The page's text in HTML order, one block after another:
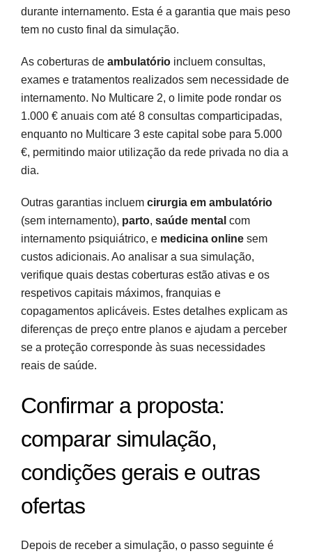
durante internamento. Esta é a garantia que mais peso
tem no custo final da simulação.
As coberturas de ambulatório incluem consultas,
exames e tratamentos realizados sem necessidade de
internamento. No Multicare 2, o limite pode rondar os
1.000 € anuais com até 8 consultas comparticipadas,
enquanto no Multicare 3 este capital sobe para 5.000
€, permitindo maior utilização da rede privada no dia a
dia.
Outras garantias incluem cirurgia em ambulatório
(sem internamento), parto, saúde mental com
internamento psiquiátrico, e medicina online sem
custos adicionais. Ao analisar a sua simulação,
verifique quais destas coberturas estão ativas e os
respetivos capitais máximos, franquias e
copagamentos aplicáveis. Estes detalhes explicam as
diferenças de preço entre planos e ajudam a perceber
se a proteção corresponde às suas necessidades
reais de saúde.
Confirmar a proposta:
comparar simulação,
condições gerais e outras
ofertas
Depois de receber a simulação, o passo seguinte é